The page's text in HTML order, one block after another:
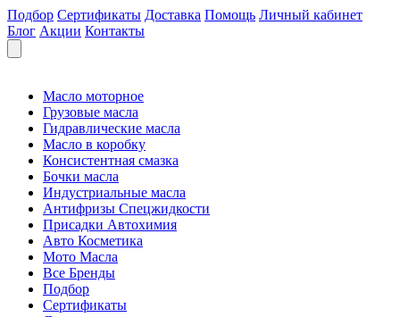
Подбор Сертификаты Доставка Помощь Личный кабинет
Блог Акции Контакты
Масло моторное
Грузовые масла
Гидравлические масла
Масло в коробку
Консистентная смазка
Бочки масла
Индустриальные масла
Антифризы Спецжидкости
Присадки Автохимия
Авто Косметика
Мото Масла
Все Бренды
Подбор
Сертификаты